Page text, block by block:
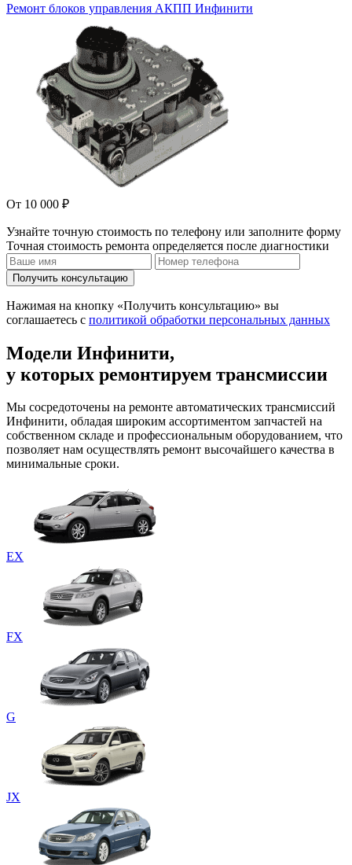
Ремонт блоков управления АКПП Инфинити
От 10 000 ₽
Узнайте точную стоимость по телефону или заполните форму
Точная стоимость ремонта определяется после диагностики
Получить консультацию
Нажимая на кнопку «Получить консультацию» вы
соглашаетесь с политикой обработки персональных данных
Модели Инфинити,
у которых ремонтируем трансмиссии
Мы сосредоточены на ремонте автоматических трансмиссий
Инфинити, обладая широким ассортиментом запчастей на
собственном складе и профессиональным оборудованием, что
позволяет нам осуществлять ремонт высочайшего качества в
минимальные сроки.
EX
FX
G
JX